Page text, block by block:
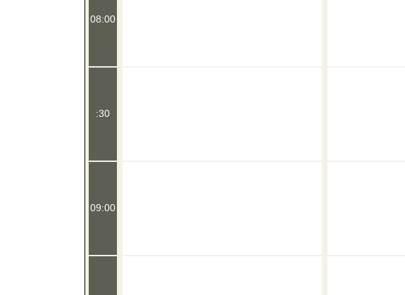
08:00
:30
09:00